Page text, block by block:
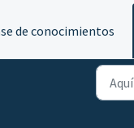
de conocimientos